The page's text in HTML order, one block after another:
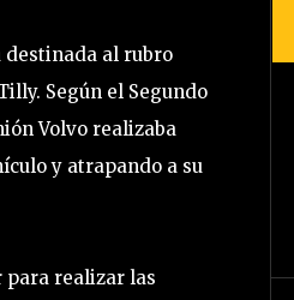
destinada al rubro
Según el Segundo
Volvo realizaba
y atrapando a su
para realizar las